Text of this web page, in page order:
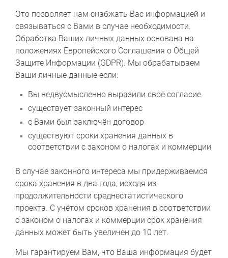
Это позволяет нам снабжать Вас информацией и
связываться с Вами в случае необходимости.
Обработка Ваших личных данных основана на
положениях Европейского Соглашения о Общей
Защите Информации (GDPR). Мы обрабатываем
Ваши личные данные если:
Вы недвусмысленно выразили своё согласие
существует законный интерес
с Вами был заключён договор
существуют сроки хранения данных в
соответствии с законом о налогах и коммерции
В случае законного интереса мы придерживаемся
срока хранения в два года, исходя из
продолжительности среднестатистического
проекта. С учётом сроков хранения в соответствии
с законом о налогах и коммерции срок хранения
данных может быть увеличен до 10 лет.
Мы гарантируем Вам, что Ваша информация будет